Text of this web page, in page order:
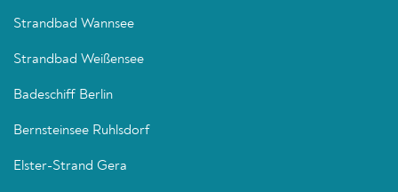
Strandbad Wannsee
Strandbad Weißensee
Badeschiff Berlin
Bernsteinsee Ruhlsdorf
Elster-Strand Gera